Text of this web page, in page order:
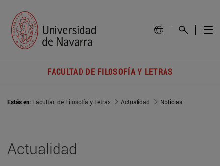
FACULTAD DE FILOSOFÍA Y LETRAS
Estás en: Facultad de Filosofía y Letras Actualidad Noticias
Actualidad